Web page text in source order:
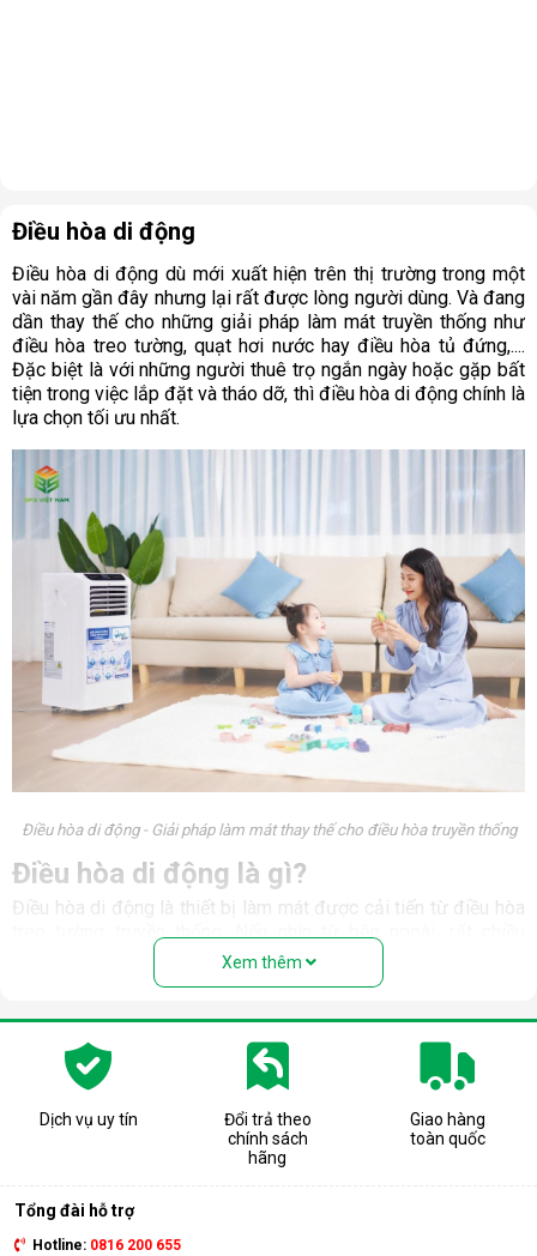
Điều hòa di động
Điều hòa di động dù mới xuất hiện trên thị trường trong một
vài năm gần đây nhưng lại rất được lòng người dùng. Và đang
dần thay thế cho những giải pháp làm mát truyền thống như
điều hòa treo tường, quạt hơi nước hay điều hòa tủ đứng,....
Đặc biệt là với những người thuê trọ ngắn ngày hoặc gặp bất
tiện trong việc lắp đặt và tháo dỡ, thì điều hòa di động chính là
lựa chọn tối ưu nhất.
Điều hòa di động - Giải pháp làm mát thay thế cho điều hòa truyền thống
Điều hòa di động là gì?
Điều hòa di động là thiết bị làm mát được cải tiến từ điều hòa
người nhầm tưởng rằng thiết bị này là quạt hơi nước. Nhưng
thực chất, đây là một chiếc điều hòa “chính hiệu” với đầy đủ
gas, bảng điều khiển,... giống như một chiếc điều hòa thông
thường.
Có thể coi điều hòa di động là phiên bản thu nhỏ của điều hòa
tủ đứng nhưng với thiết kế cục nóng và cục lạnh trên cùng 1
thiết bị. Sản phẩm có kích thước gọn nhẹ, kết hợp cùng bánh
xe và tay cầm nên có thể dễ dàng di chuyển tới mọi vị trí trong
Xem thêm
Dịch vụ uy tín
Đổi trả theo
chính sách
hãng
Giao hàng
toàn quốc
Tổng đài hỗ trợ
Hotline: 0816 200 655